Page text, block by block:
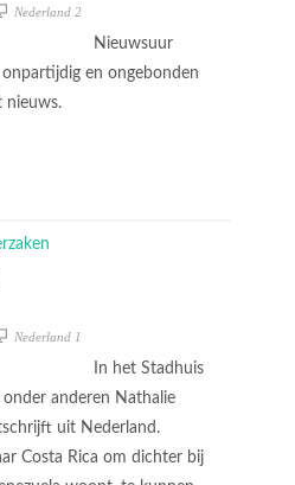
Nederland 2
Nieuwsuur
en ongebonden
nieuws.
Nederland 1
In het Stadhuis
anderen Nathalie
uit Nederland.
Costa Rica om dichter bij